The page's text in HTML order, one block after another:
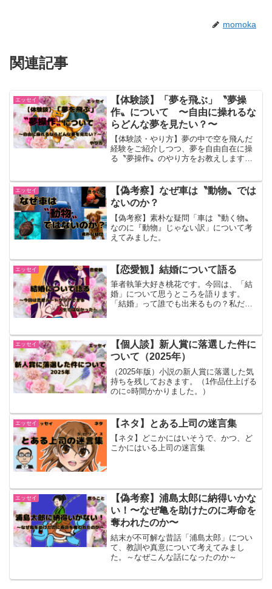
momoka
関連記事
エッセイ
【体験談】「夢を飛ぶ」〝夢操
作〟について 〜自由に操れるな
らどんな夢を見たい？〜
【体験談・やり方】夢の中で空を飛んだ
経験をご紹介しつつ、夢を自由自在に操
る〝夢操作〟のやり方をお教えします。
エッセイ
【偽考察】なぜ車は〝動物〟では
ないのか？
【偽考察】素朴な疑問「車は〝動く物〟
なのに『動物』じゃない訳」について考
えてみました。
エッセイ 【恋愛観】結婚について語る
筆者執筆大好き桃花です。今回は、「結
婚」について思うところを語ります。
「結婚」って誰でも出来るもの？私だっ
て、結婚とか、するのかな、って。でも
悟った。人間には大きく分け...
エッセイ
【個人談】新人賞に落選した件に
ついて（2025年）
（2025年版）小説の新人賞に落選した気
持ちを残しておきます。（1作品仕上げる
のに○時間かかりました。）
エッセイ 【ネタ】とある上司の迷言集
【ネタ】どこかにはいそうで、かつ、ど
こかにはいる上司の迷言集
エッセイ
【偽考察】浦島太郎に納得いかな
い！〜なぜ亀を助けたのに寿命を
奪われたのか〜
結末が不可解な昔話「浦島太郎」につい
て、教訓や真意について考えてみまし
た。～なぜこんな話になったのか～